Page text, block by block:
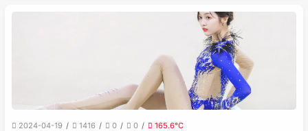
2024-04-19 1416 0 0 165.6℃